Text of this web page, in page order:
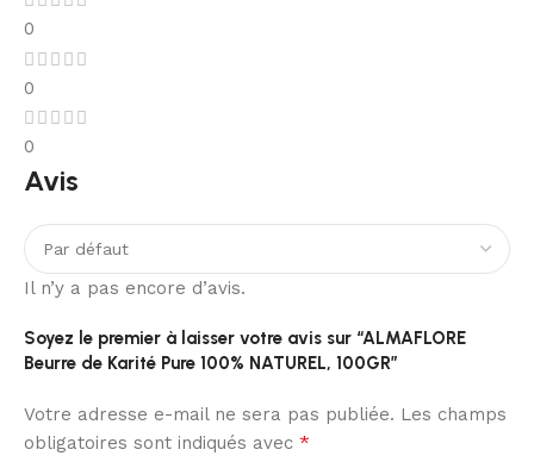
0
0
0
Avis
Il n’y a pas encore d’avis.
Soyez le premier à laisser votre avis sur “ALMAFLORE
Beurre de Karité Pure 100% NATUREL, 100GR”
Votre adresse e-mail ne sera pas publiée. Les champs
obligatoires sont indiqués avec *